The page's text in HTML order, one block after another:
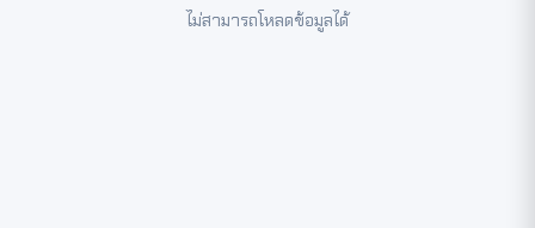
ไม่สามารถโหลดข้อมูลได้